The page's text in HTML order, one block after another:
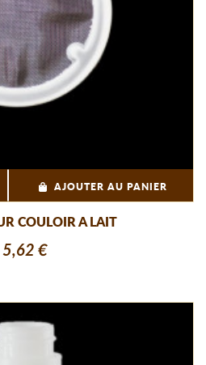
AJOUTER AU PANIER
COULOIR A LAIT
5,62 €